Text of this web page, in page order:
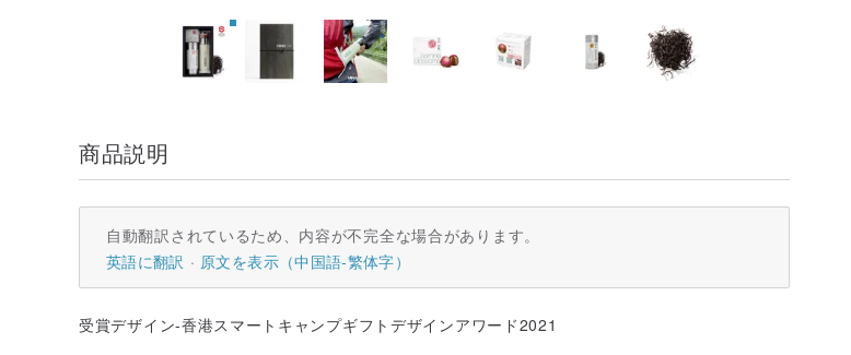
商品説明
自動翻訳されているため、内容が不完全な場合があります。
英語に翻訳
原文を表示（中国語-繁体字）
受賞デザイン-香港スマートキャンプギフトデザインアワード2021